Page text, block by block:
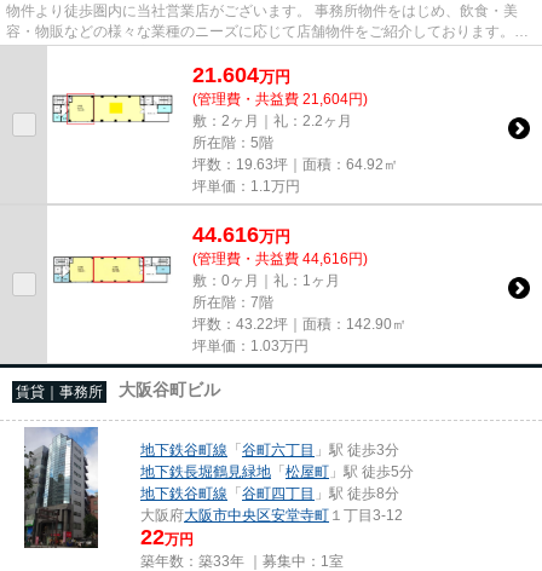
物件より徒歩圏内に当社営業店がございます。 事務所物件をはじめ、飲食・美
容・物販などの様々な業種のニーズに応じて店舗物件をご紹介しております。
尚、弊社ではおとり広告は一切...
21.604万円
(管理費・共益費 21,604円)
敷：2ヶ月｜礼：2.2ヶ月
所在階：5階
坪数：19.63坪｜面積：64.92㎡
坪単価： 1.1 万円
44.616万円
(管理費・共益費 44,616円)
敷：0ヶ月｜礼：1ヶ月
所在階：7階
坪数：43.22坪｜面積：142.90㎡
坪単価： 1.03万円
賃貸｜事務所 大阪谷町ビル
地下鉄谷町線 「谷町六丁目 」駅 徒歩3分
地下鉄長堀鶴見緑地 「松屋町 」駅 徒歩5分
地下鉄谷町線 「谷町四丁目 」駅 徒歩8分
大阪府大阪市中央区安堂寺町 １丁目3-12
22万円
築年数：築33年 ｜募集中： 1室